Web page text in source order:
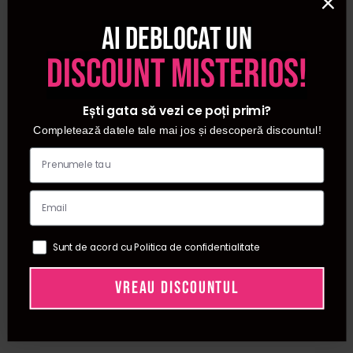
Ai deblocat un
discount misterios!
Ești gata să vezi ce poți primi?
Completează datele tale mai jos și descoperă discountul!
Sunt de acord cu Politica de confidentialitate
VREAU DISCOUNTUL